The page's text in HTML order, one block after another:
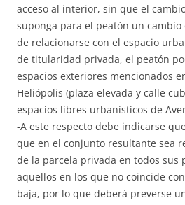
acceso al interior, sin que el
suponga para el peatón un
de relacionarse con el espacio
de titularidad privada, el peatón
espacios exteriores mencionados
Heliópolis (plaza elevada y calle
espacios libres urbanísticos de
-A este respecto debe indicarse
que en el conjunto resultante sea
de la parcela privada en todos sus
aquellos en los que no coincide
baja, por lo que deberá preverse